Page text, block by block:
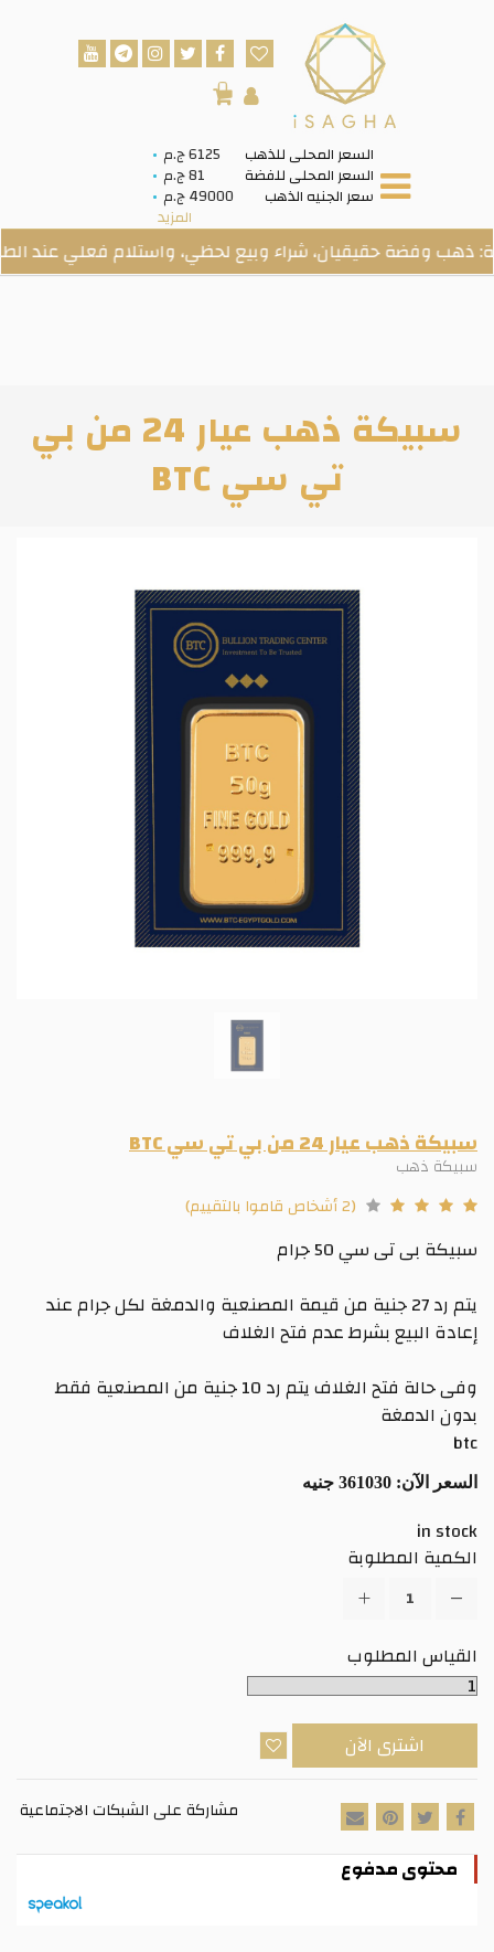
السعر المحلى للذهب 6125 ج.م
السعر المحلى للفضة 81 ج.م
سعر الجنيه الذهب 49000 ج.م
المزيد
0
حقيقيان، شراء وبيع لحظي، واستلام فعلي عند الطلب.
سبيكة ذهب عيار 24 من بي
تي سي BTC
سبيكة ذهب عيار 24 من بي تي سي BTC
سبيكة ذهب
(2 أشخاص قاموا بالتقييم)
سبيكة بى تى سي 50 جرام
يتم رد 27 جنية من قيمة المصنعية والدمغة لكل جرام عند
إعادة البيع بشرط عدم فتح الغلاف
وفى حالة فتح الغلاف يتم رد 10 جنية من المصنعية فقط
بدون الدمغة
btc
السعر الآن:
in stock
الكمية المطلوبة
القياس المطلوب
اشترى الآن
مشاركة على الشبكات الاجتماعية
محتوى مدفوع